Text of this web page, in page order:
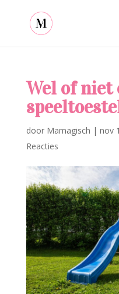
Wel of niet
door Mamagisch | nov
Reacties